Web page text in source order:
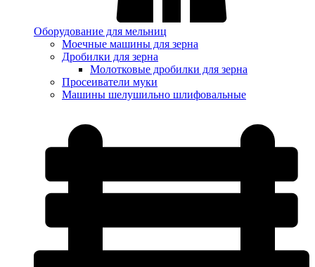
Оборудование для мельниц
Моечные машины для зерна
Дробилки для зерна
Молотковые дробилки для зерна
Просеиватели муки
Машины шелушильно шлифовальные